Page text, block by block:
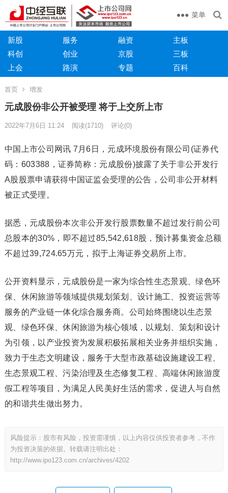
菜单
新股 服务 融资
主板
科创
创业 京股
三板
上会
路演 专题 百科
首页 增发
元成股份非公开被受理 将于上交所上市
2022年7月6日 11:24 阅读(1710) 评论(0)
中国上市公司网讯 7月6日，元成环境股份有限公司(证券代
码：603388，证券简称：元成股份)披露了关于非公开发行
A股股票申请获得中国证监会受理的公告，公司非公开材料
被正式受理。
据悉，元成股份本次非公开发行股票数量不超过发行前公司
总股本的30%，即不超过85,542,618股，预计募集资金总额
不超过39,724.65万元，拟于上海证券交易所上市。
公开资料显示，元成股份是一家为综合性生态景观、绿色环
保、休闲旅游等领域提供规划策划、设计施工、投资运营等
服务的产业链一体化综合服务商。公司始终围绕以生态景
观、绿色环保、休闲旅游为核心领域，以规划、策划和设计
为引领，以产业投资为发展积极拓展相关业务并组织实施，
致力于生态文明建设，服务于大型市政基础设施建设工程、
生态景观工程、污染治理及生态修复工程、高端休闲旅游度
假工程等项目，为满足人民美好生活的需求，促进人与自然
的和谐共生做出努力。
风险提示：股市有风险，投资需谨慎，以上内容仅供投资者参考，不作
为投资决策的依据。转载请注明出处：
http://www.ipo123.com.cn/archives/4202